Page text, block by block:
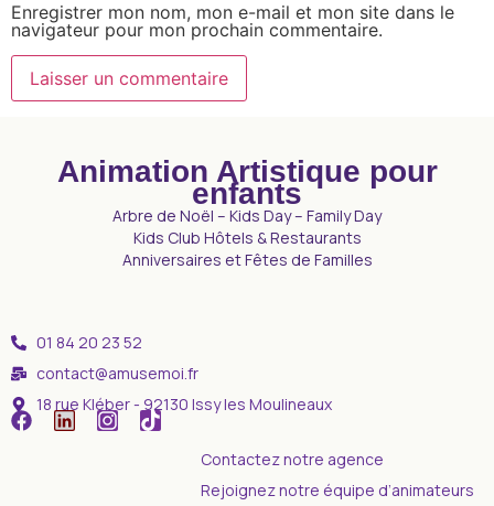
Enregistrer mon nom, mon e-mail et mon site dans le
navigateur pour mon prochain commentaire.
Animation Artistique pour
enfants
Arbre de Noël – Kids Day – Family Day
Kids Club Hôtels & Restaurants
Anniversaires et Fêtes de Familles
01 84 20 23 52
contact@amusemoi.fr
18 rue Kléber - 92130 Issy les Moulineaux
Contactez notre agence
Rejoignez notre équipe d’animateurs